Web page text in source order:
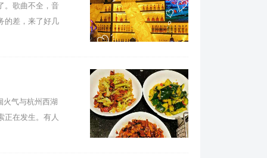
歌曲不全，音
的差，来了好几
气与杭州西湖
正在发生。有人